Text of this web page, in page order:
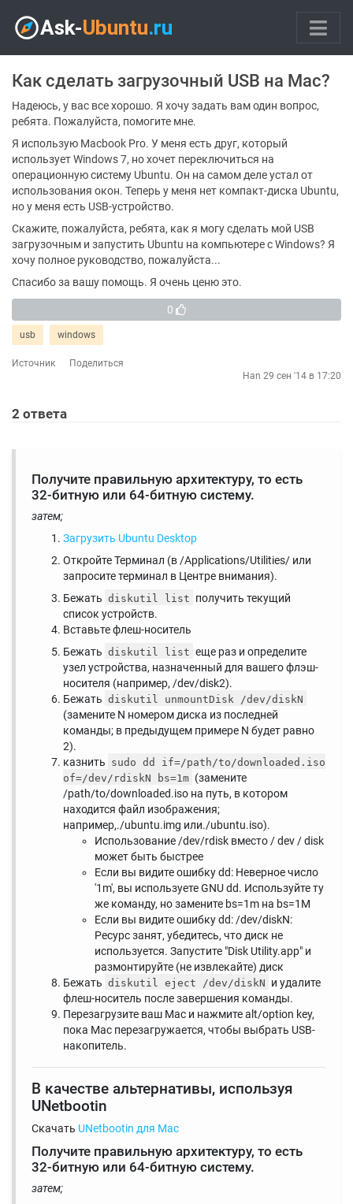
Как сделать загрузочный USB на Mac?
Надеюсь, у вас все хорошо. Я хочу задать вам один вопрос,
ребята. Пожалуйста, помогите мне.
Я использую Macbook Pro. У меня есть друг, который
использует Windows 7, но хочет переключиться на
операционную систему Ubuntu. Он на самом деле устал от
использования окон. Теперь у меня нет компакт-диска Ubuntu,
но у меня есть USB-устройство.
Скажите, пожалуйста, ребята, как я могу сделать мой USB
загрузочным и запустить Ubuntu на компьютере с Windows? Я
хочу полное руководство, пожалуйста...
Спасибо за вашу помощь. Я очень ценю это.
0
usb windows
Источник
Поделиться
Han 29 сен '14 в 17:20
2 ответа
Получите правильную архитектуру, то есть
32-битную или 64-битную систему.
затем;
Загрузить Ubuntu Desktop
Откройте Терминал (в /Applications/Utilities/ или
запросите терминал в Центре внимания).
Бежать diskutil list получить текущий
список устройств.
Вставьте флеш-носитель
Бежать diskutil list еще раз и определите
узел устройства, назначенный для вашего флэш-
носителя (например, /dev/disk2).
Бежать diskutil unmountDisk /dev/diskN
(замените N номером диска из последней
команды; в предыдущем примере N будет равно
2).
казнить sudo dd if=/path/to/downloaded.iso
of=/dev/rdiskN bs=1m (замените
/path/to/downloaded.iso на путь, в котором
находится файл изображения;
например,./ubuntu.img или./ubuntu.iso).
Использование /dev/rdisk вместо / dev / disk
может быть быстрее
Если вы видите ошибку dd: Неверное число
'1m', вы используете GNU dd. Используйте ту
же команду, но замените bs=1m на bs=1M
Если вы видите ошибку dd: /dev/diskN:
Ресурс занят, убедитесь, что диск не
используется. Запустите "Disk Utility.app" и
размонтируйте (не извлекайте) диск
Бежать diskutil eject /dev/diskN и удалите
флеш-носитель после завершения команды.
Перезагрузите ваш Mac и нажмите alt/option key,
пока Mac перезагружается, чтобы выбрать USB-
накопитель.
В качестве альтернативы, используя
UNetbootin
Скачать UNetbootin для Mac
Получите правильную архитектуру, то есть
32-битную или 64-битную систему.
затем;